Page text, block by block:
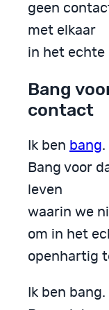
geen
met elkaar
in het echte
Bang
contact
Ik ben bang.
Bang voor
leven
waarin we
om in het
openhartig
Ik ben bang.